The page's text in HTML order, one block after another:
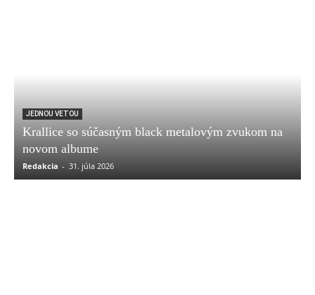
JEDNOU VETOU
Krallice so súčasným black metalovým zvukom na
novom albume
Redakcia - 31. júla 2026